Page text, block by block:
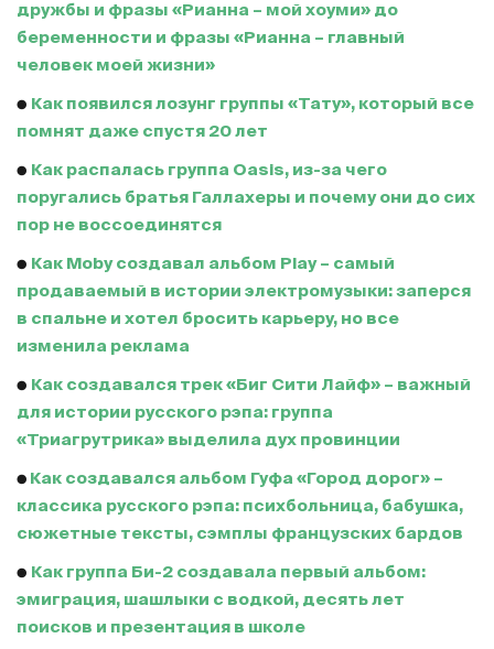
дружбы и фразы «Рианна – мой хоуми» до
беременности и фразы «Рианна – главный
человек моей жизни»
● Как появился лозунг группы «Тату», который все
помнят даже спустя 20 лет
● Как распалась группа Oasis, из-за чего
поругались братья Галлахеры и почему они до сих
пор не воссоединятся
● Как Moby создавал альбом Play – самый
продаваемый в истории электромузыки: заперся
в спальне и хотел бросить карьеру, но все
изменила реклама
● Как создавался трек «Биг Сити Лайф» – важный
для истории русского рэпа: группа
«Триагрутрика» выделила дух провинции
● Как создавался альбом Гуфа «Город дорог» –
классика русского рэпа: психбольница, бабушка,
сюжетные тексты, сэмплы французских бардов
● Как группа Би-2 создавала первый альбом:
эмиграция, шашлыки с водкой, десять лет
поисков и презентация в школе